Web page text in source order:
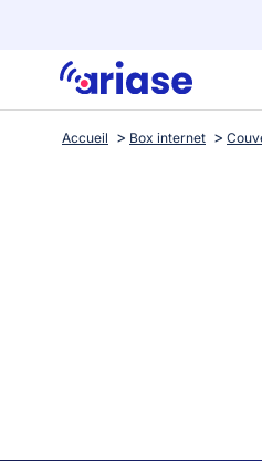
Accueil Box internet